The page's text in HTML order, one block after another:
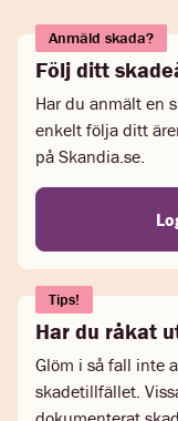
Anmäld skada?
Följ ditt
Har du anmält en
enkelt följa ditt
på Skandia.se.
Tips!
Har du råkat
Glöm i så fall inte
skadetillfället.